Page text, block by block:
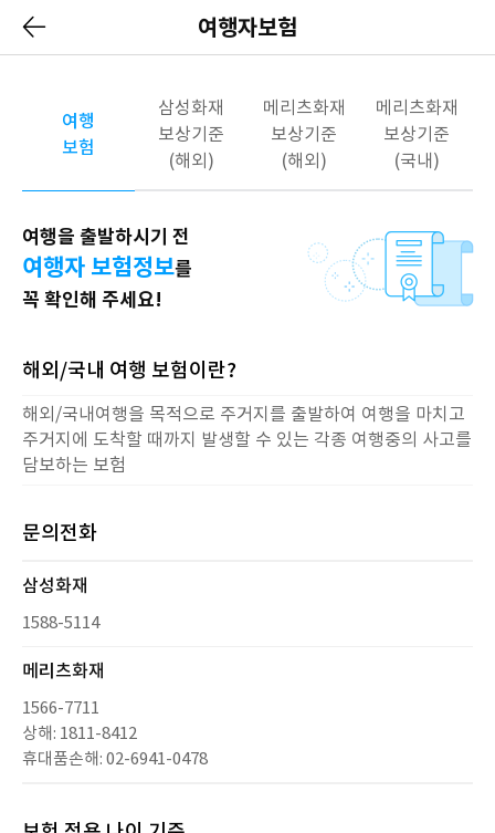
여행자보험
여행
보험
삼성화재
보상기준
(해외)
메리츠화재
보상기준
(해외)
메리츠화재
보상기준
(국내)
여행을 출발하시기 전
여행자 보험정보를
꼭 확인해 주세요!
해외/국내 여행 보험이란?
해외/국내여행을 목적으로 주거지를 출발하여 여행을 마치고
주거지에 도착할 때까지 발생할 수 있는 각종 여행중의 사고를
담보하는 보험
문의전화
삼성화재
1588-5114
메리츠화재
1566-7711
상해: 1811-8412
휴대품손해: 02-6941-0478